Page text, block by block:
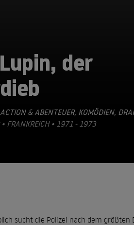
der
ACTION & ABENTEUER, KOMÖDIEN,
• FRANKREICH • 1971 - 1973
sucht die Polizei nach dem